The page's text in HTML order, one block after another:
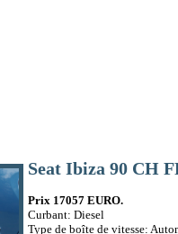
Seat Ibiza 90 CH
Prix 17057 EURO.
Curbant: Diesel
Type de boîte de vitesse: